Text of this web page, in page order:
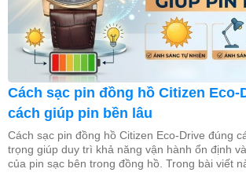
Cách sạc pin đồng hồ Citizen Eco-
cách giúp pin bền lâu
Cách sạc pin đồng hồ Citizen Eco-Drive đúng
trọng giúp duy trì khả năng vận hành ổn định
của pin sạc bên trong đồng hồ. Trong bài viết